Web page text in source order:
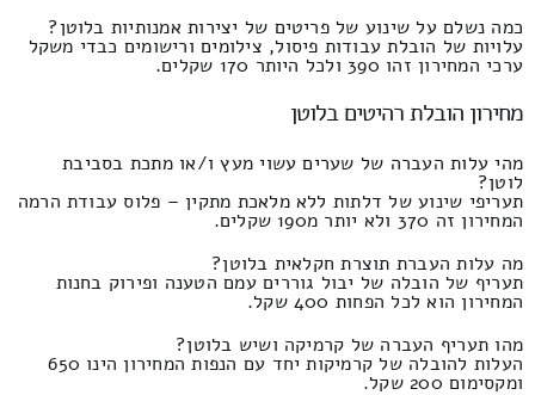
כמה נשלם על שינוע של פריטים של יצירות אמנותיות בלוטן?
עלויות של הובלת עבודות פיסול, צילומים ורישומים כבדי משקל
ערכי המחירון זהו 390 ולכל היותר 170 שקלים.
מחירון הובלת רהיטים בלוטן
מהי עלות העברה של שערים עשוי מעץ ו/או מתכת בסביבת
לוטן?
תעריפי שינוע של דלתות ללא מלאכת מתקין – פלוס עבודת הרמה
המחירון זה 370 ולא יותר מ190 שקלים.
מה עלות העברת תוצרת חקלאית בלוטן?
תעריף של הובלה של יבול גוררים עמם הטענה ופירוק בחנות
המחירון הוא לכל הפחות 400 שקל.
מהו תעריף העברה של קרמיקה ושיש בלוטן?
העלות להובלה של קרמיקות יחד עם הנפות המחירון הינו 650
ומקסימום 200 שקל.